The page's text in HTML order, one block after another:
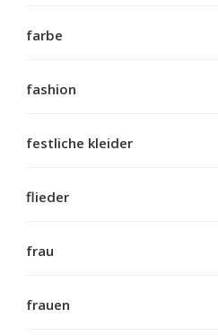
farbe
fashion
festliche kleider
flieder
frau
frauen